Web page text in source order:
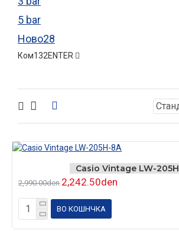
5 bar
Ново28
Ком132ENTER
Casio Vintage LW-
2,990.00den 2,242.50den
ВО КОШНЧКА